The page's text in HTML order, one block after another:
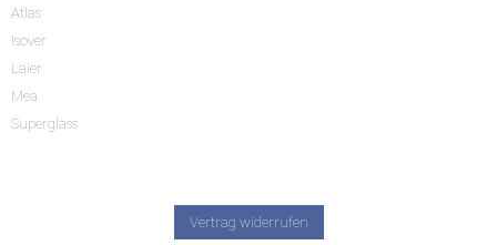
Atlas
Isover
Laier
Mea
Superglass
Vertrag widerrufen